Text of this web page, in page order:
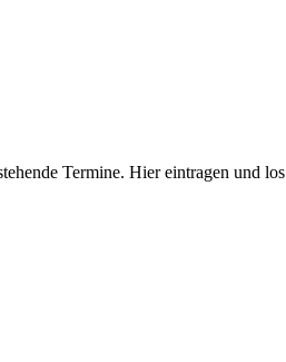
Termine. Hier eintragen und